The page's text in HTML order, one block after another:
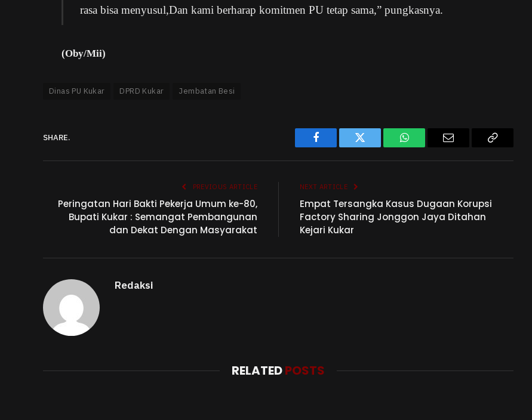
rasa bisa menyusul,Dan kami berharap komitmen PU tetap sama,” pungkasnya.
(Oby/Mii)
Dinas PU Kukar DPRD Kukar Jembatan Besi
SHARE.
Facebook Twitter WhatsApp
PREVIOUS ARTICLE
Peringatan Hari Bakti Pekerja Umum ke-80,
Bupati Kukar : Semangat Pembangunan
dan Dekat Dengan Masyarakat
NEXT ARTICLE
Empat Tersangka Kasus Dugaan Korupsi
Factory Sharing Jonggon Jaya Ditahan
Kejari Kukar
Redaksi
RELATEDPOSTS